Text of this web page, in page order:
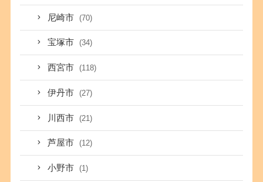
尼崎市 (70)
宝塚市 (34)
西宮市 (118)
伊丹市 (27)
川西市 (21)
芦屋市 (12)
小野市 (1)